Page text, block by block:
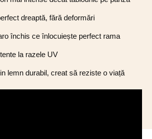
dreaptă, fără deformări
închis ce înlocuiește perfect rama
la razele UV
lemn durabil, creat să reziste o viață